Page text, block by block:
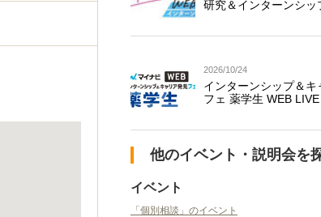
研究＆インターンシッ
2026/10/24
インターンシップ＆キ
フェ 薬学生 WEB LIVE
他のイベント・説明会を
イベント
「個別相談」のイベント